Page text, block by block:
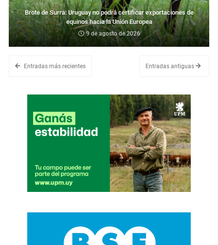
Brote de Surra: Uruguay no podrá certificar exportaciones de
equinos hacia la Unión Europea
9 de agosto de 2026
Entradas más recientes Entradas antiguas